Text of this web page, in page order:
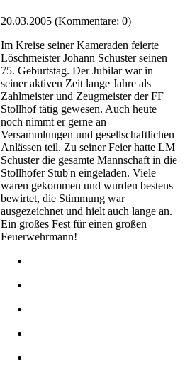
20.03.2005 (Kommentare: 0)
Im Kreise seiner Kameraden feierte
Löschmeister Johann Schuster seinen
75. Geburtstag. Der Jubilar war in
seiner aktiven Zeit lange Jahre als
Zahlmeister und Zeugmeister der FF
Stollhof tätig gewesen. Auch heute
noch nimmt er gerne an
Versammlungen und gesellschaftlichen
Anlässen teil. Zu seiner Feier hatte LM
Schuster die gesamte Mannschaft in die
Stollhofer Stub'n eingeladen. Viele
waren gekommen und wurden bestens
bewirtet, die Stimmung war
ausgezeichnet und hielt auch lange an.
Ein großes Fest für einen großen
Feuerwehrmann!